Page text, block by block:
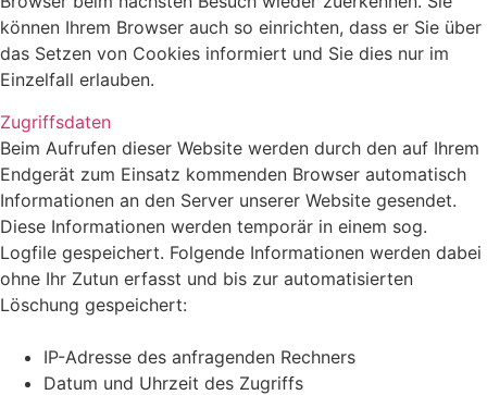
können Ihrem Browser auch so einrichten, dass er Sie über
das Setzen von Cookies informiert und Sie dies nur im
Einzelfall erlauben.
Zugriffsdaten
Beim Aufrufen dieser Website werden durch den auf Ihrem
Endgerät zum Einsatz kommenden Browser automatisch
Informationen an den Server unserer Website gesendet.
Diese Informationen werden temporär in einem sog.
Logfile gespeichert. Folgende Informationen werden dabei
ohne Ihr Zutun erfasst und bis zur automatisierten
Löschung gespeichert:
IP-Adresse des anfragenden Rechners
Datum und Uhrzeit des Zugriffs